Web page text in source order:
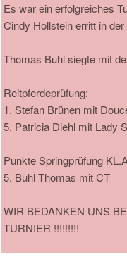
Es war ein erfolgreiches
Cindy Hollstein erritt in
Thomas Buhl siegte mit
Reitpferdeprüfung:
1. Stefan Brünen mit
5. Patricia Diehl mit Lady
Punkte Springprüfung
5. Buhl Thomas mit CT
WIR BEDANKEN UNS
TURNIER !!!!!!!!!